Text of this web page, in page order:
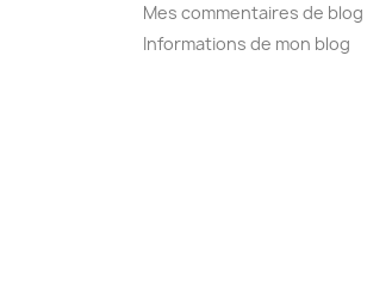
Mes commentaires de blog
Informations de mon blog